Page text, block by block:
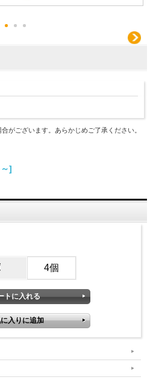
がございます。あらかじめご了承ください。
]
4個